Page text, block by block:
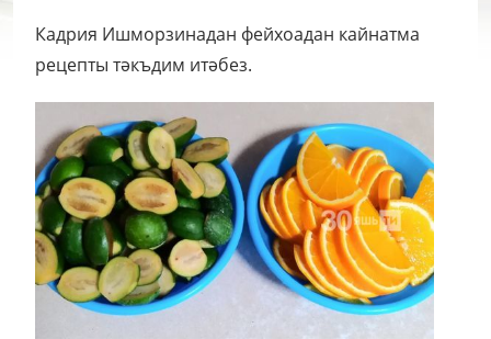
Кадрия Ишморзинадан фейхоадан кайнатма
рецепты тәкъдим итәбез.